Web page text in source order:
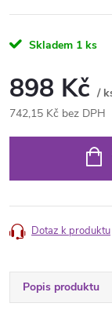
Skladem 1 ks
898 Kč /
742,15 Kč bez DPH
Dotaz k produktu
Popis produktu